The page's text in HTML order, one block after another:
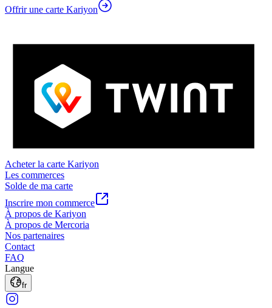
Offrir une carte Kariyon
Acheter la carte Kariyon
Les commerces
Solde de ma carte
Inscrire mon commerce
À propos de Kariyon
À propos de Mercoria
Nos partenaires
Contact
FAQ
Langue
fr